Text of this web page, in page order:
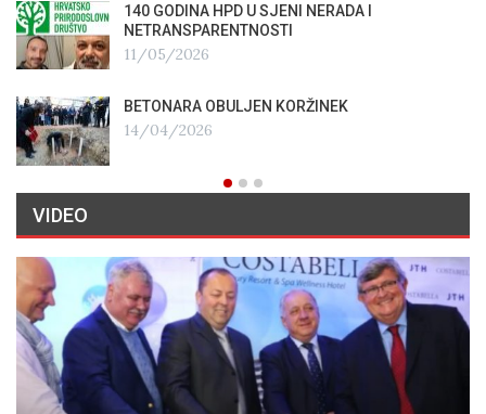
140 GODINA HPD U SJENI NERADA I
NETRANSPARENTNOSTI
11/05/2026
BETONARA OBULJEN KORŽINEK
14/04/2026
VIDEO